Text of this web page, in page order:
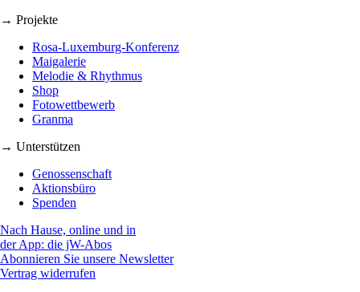
→ Projekte
Rosa-Luxemburg-Konferenz
Maigalerie
Melodie & Rhythmus
Shop
Fotowettbewerb
Granma
→ Unterstützen
Genossenschaft
Aktionsbüro
Spenden
Nach Hause, online und in
der App: die jW-Abos
Abonnieren Sie unsere Newsletter
Vertrag widerrufen